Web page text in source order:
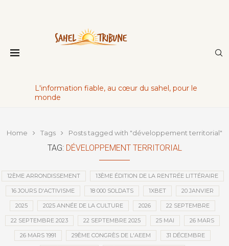
L'information fiable, au cœur du sahel, pour le
monde
Home Tags Posts tagged with "développement territorial"
TAG: DÉVELOPPEMENT TERRITORIAL
12ÈME ARRONDISSEMENT 13ÈME ÉDITION DE LA RENTRÉE LITTÉRAIRE
16 JOURS D'ACTIVISME 18 000 SOLDATS 1XBET 20 JANVIER
2025 2025 ANNÉE DE LA CULTURE 2026 22 SEPTEMBRE
22 SEPTEMBRE 2023 22 SEPTEMBRE 2025 25 MAI 26 MARS
26 MARS 1991 29ÈME CONGRÈS DE L'AEEM 31 DÉCEMBRE